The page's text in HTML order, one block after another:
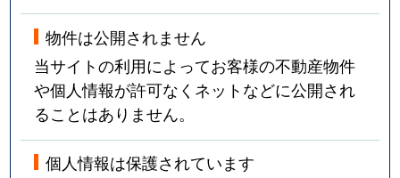
物件は公開されません
当サイトの利用によってお客様の不動産物件
や個人情報が許可なくネットなどに公開され
ることはありません。
個人情報は保護されています